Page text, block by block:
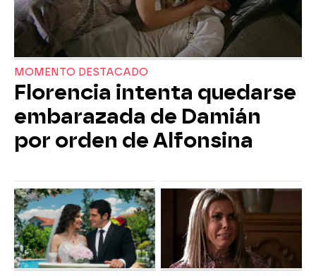
MOMENTO DESTACADO
Florencia intenta quedarse
embarazada de Damián
por orden de Alfonsina